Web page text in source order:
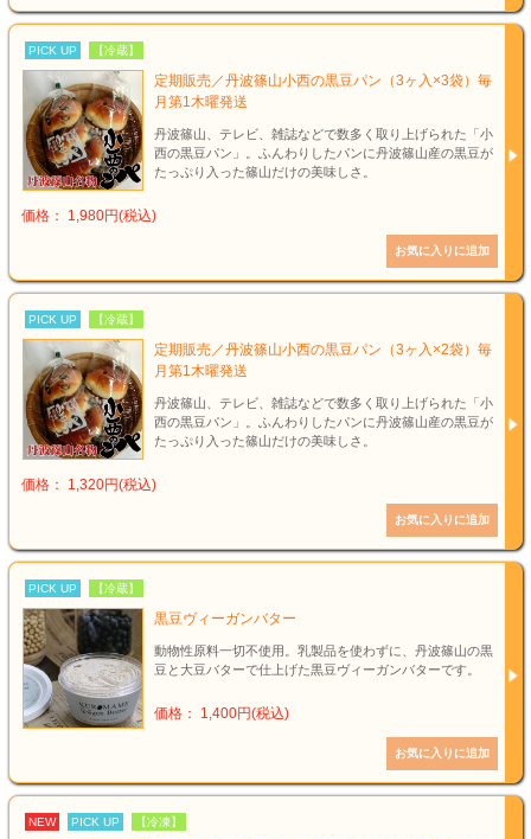
PICK UP 【冷蔵】
定期販売／丹波篠山小西の黒豆パン（3ヶ入×3袋）毎
月第1木曜発送
丹波篠山、テレビ、雑誌などで数多く取り上げられた「小
西の黒豆パン」。ふんわりしたパンに丹波篠山産の黒豆が
たっぷり入った篠山だけの美味しさ。
価格： 1,980円(税込)
PICK UP 【冷蔵】
定期販売／丹波篠山小西の黒豆パン（3ヶ入×2袋）毎
月第1木曜発送
丹波篠山、テレビ、雑誌などで数多く取り上げられた「小
西の黒豆パン」。ふんわりしたパンに丹波篠山産の黒豆が
たっぷり入った篠山だけの美味しさ。
価格： 1,320円(税込)
PICK UP 【冷蔵】
黒豆ヴィーガンバター
動物性原料一切不使用。乳製品を使わずに、丹波篠山の黒
豆と大豆バターで仕上げた黒豆ヴィーガンバターです。
価格： 1,400円(税込)
NEW PICK UP 【冷凍】